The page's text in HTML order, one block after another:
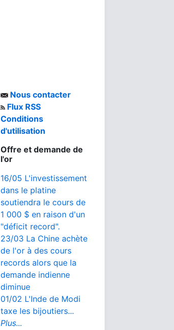
Nous contacter
Flux RSS
Conditions
d'utilisation
Offre et demande de
l'or
16/05 L'investissement
dans le platine
soutiendra le cours de
1 000 $ en raison d'un
"déficit record".
23/03 La Chine achète
de l'or à des cours
records alors que la
demande indienne
diminue
01/02 L'Inde de Modi
taxe les bijoutiers...
Plus...